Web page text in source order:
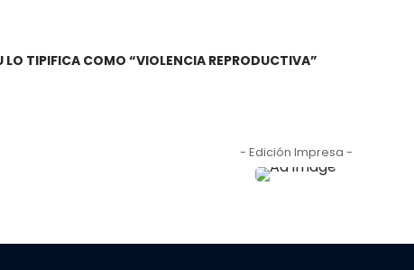
LO TIPIFICA COMO “VIOLENCIA REPRODUCTIVA”
- Edición Impresa -